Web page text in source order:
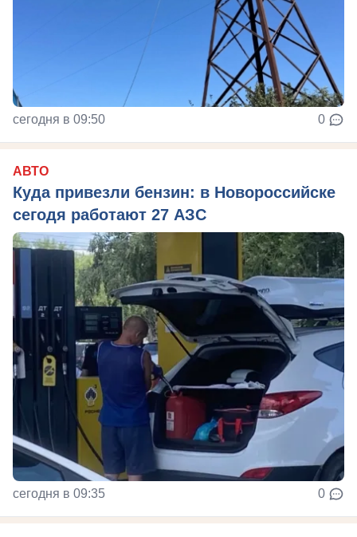
сегодня в 09:50 0
АВТО
Куда привезли бензин: в Новороссийске
сегодя работают 27 АЗС
сегодня в 09:35 0